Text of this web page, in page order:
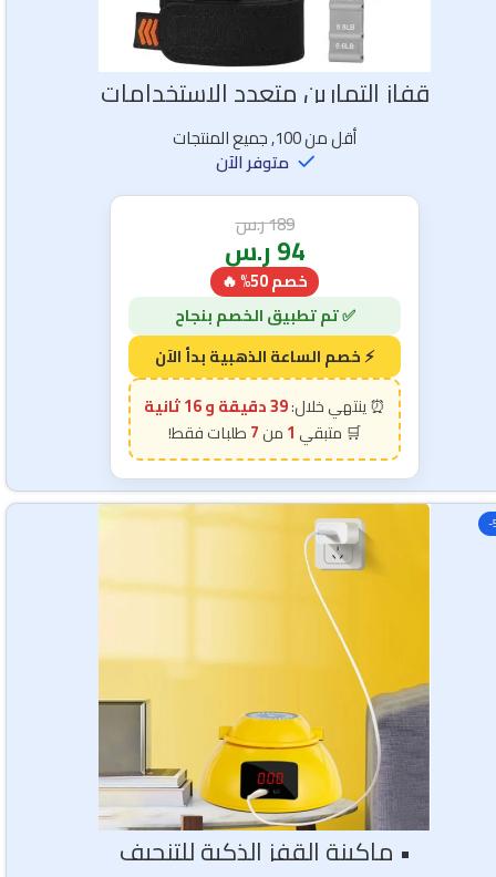
قفاز التمارين متعدد الاستخدامات
أقل من 100 ,جميع المنتجات
متوفر الآن
189ر.س
94ر.س
خصم 50% 🔥
39 دقيقة و 15 ثانية
1
7
-
• ماكينة القفز الذكية للتنحيف